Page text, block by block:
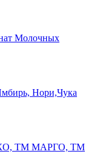
Молочных
Нори,Чука
ТМ МАРГО, ТМ